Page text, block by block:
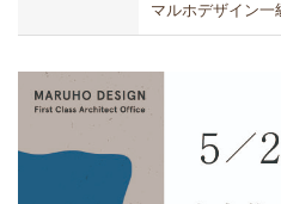
マルホデザイン一